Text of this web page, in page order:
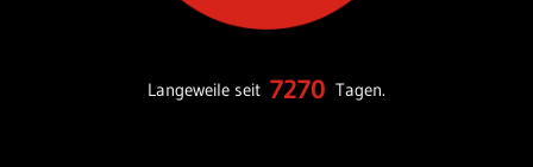
Langeweile seit 7270 Tagen.